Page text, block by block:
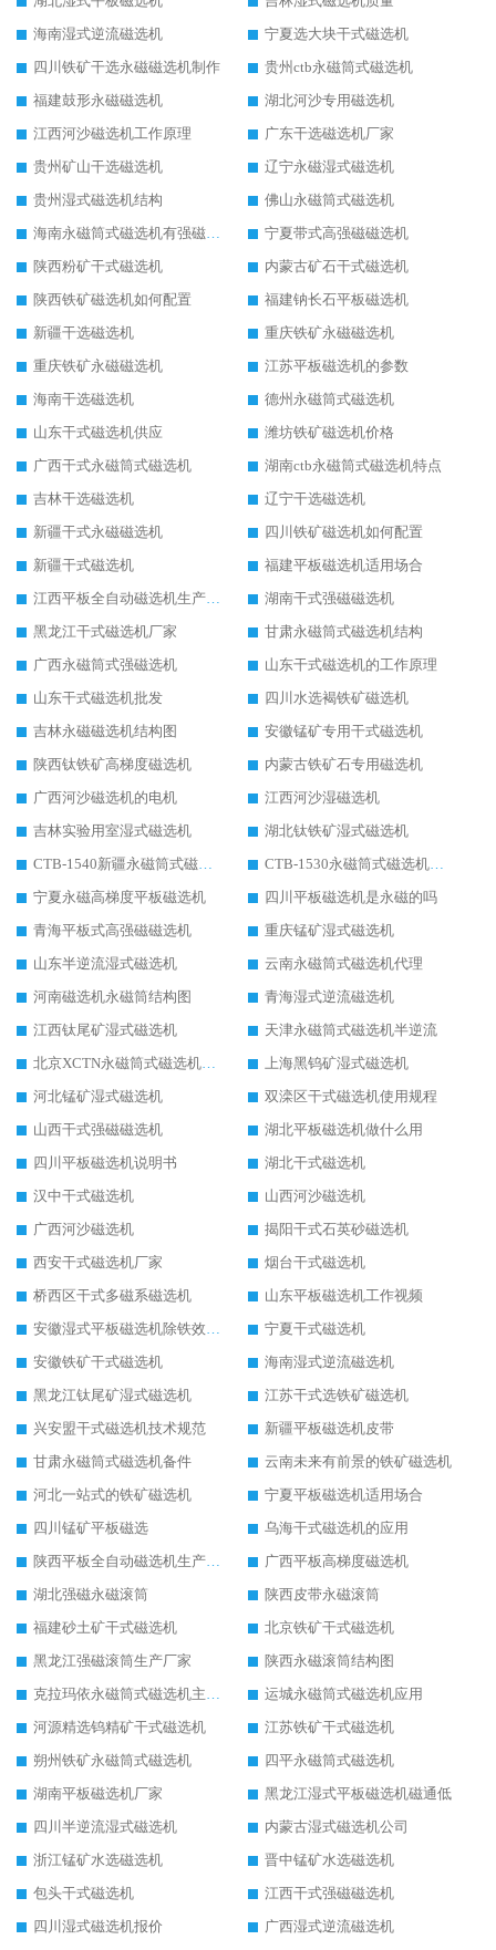
海南湿式逆流磁选机
宁夏选大块干式磁选机
四川铁矿干选永磁磁选机制作
贵州ctb永磁筒式磁选机
福建鼓形永磁磁选机
湖北河沙专用磁选机
江西河沙磁选机工作原理
广东干选磁选机厂家
贵州矿山干选磁选机
辽宁永磁湿式磁选机
贵州湿式磁选机结构
佛山永磁筒式磁选机
海南永磁筒式磁选机有强磁的吗
宁夏带式高强磁磁选机
陕西粉矿干式磁选机
内蒙古矿石干式磁选机
陕西铁矿磁选机如何配置
福建钠长石平板磁选机
新疆干选磁选机
重庆铁矿永磁磁选机
重庆铁矿永磁磁选机
江苏平板磁选机的参数
海南干选磁选机
德州永磁筒式磁选机
山东干式磁选机供应
潍坊铁矿磁选机价格
广西干式永磁筒式磁选机
湖南ctb永磁筒式磁选机特点
吉林干选磁选机
辽宁干选磁选机
新疆干式永磁磁选机
四川铁矿磁选机如何配置
新疆干式磁选机
福建平板磁选机适用场合
江西平板全自动磁选机生产厂家
湖南干式强磁磁选机
黑龙江干式磁选机厂家
甘肃永磁筒式磁选机结构
广西永磁筒式强磁选机
山东干式磁选机的工作原理
山东干式磁选机批发
四川水选褐铁矿磁选机
吉林永磁磁选机结构图
安徽锰矿专用干式磁选机
陕西钛铁矿高梯度磁选机
内蒙古铁矿石专用磁选机
广西河沙磁选机的电机
江西河沙湿磁选机
吉林实验用室湿式磁选机
湖北钛铁矿湿式磁选机
CTB-1540新疆永磁筒式磁选机
CTB-1530永磁筒式磁选机代理商
宁夏永磁高梯度平板磁选机
四川平板磁选机是永磁的吗
青海平板式高强磁磁选机
重庆锰矿湿式磁选机
山东半逆流湿式磁选机
云南永磁筒式磁选机代理
河南磁选机永磁筒结构图
青海湿式逆流磁选机
江西钛尾矿湿式磁选机
天津永磁筒式磁选机半逆流
北京XCTN永磁筒式磁选机磁块位置
上海黑钨矿湿式磁选机
河北锰矿湿式磁选机
双滦区干式磁选机使用规程
山西干式强磁磁选机
湖北平板磁选机做什么用
四川平板磁选机说明书
湖北干式磁选机
汉中干式磁选机
山西河沙磁选机
广西河沙磁选机
揭阳干式石英砂磁选机
西安干式磁选机厂家
烟台干式磁选机
桥西区干式多磁系磁选机
山东平板磁选机工作视频
安徽湿式平板磁选机除铁效果怎么样
宁夏干式磁选机
安徽铁矿干式磁选机
海南湿式逆流磁选机
黑龙江钛尾矿湿式磁选机
江苏干式选铁矿磁选机
兴安盟干式磁选机技术规范
新疆平板磁选机皮带
甘肃永磁筒式磁选机备件
云南未来有前景的铁矿磁选机
河北一站式的铁矿磁选机
宁夏平板磁选机适用场合
四川锰矿平板磁选
乌海干式磁选机的应用
陕西平板全自动磁选机生产厂家
广西平板高梯度磁选机
湖北强磁永磁滚筒
陕西皮带永磁滚筒
福建砂土矿干式磁选机
北京铁矿干式磁选机
黑龙江强磁滚筒生产厂家
陕西永磁滚筒结构图
克拉玛依永磁筒式磁选机主要技术参数
运城永磁筒式磁选机应用
河源精选钨精矿干式磁选机
江苏铁矿干式磁选机
朔州铁矿永磁筒式磁选机
四平永磁筒式磁选机
湖南平板磁选机厂家
黑龙江湿式平板磁选机磁通低
四川半逆流湿式磁选机
内蒙古湿式磁选机公司
浙江锰矿水选磁选机
晋中锰矿水选磁选机
包头干式磁选机
江西干式强磁磁选机
四川湿式磁选机报价
广西湿式逆流磁选机